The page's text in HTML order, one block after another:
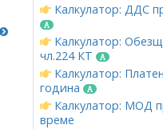
Калкулатор: ДДС
Калкулатор:
чл.224 КТ
Калкулатор:
година
Калкулатор: МОД
време